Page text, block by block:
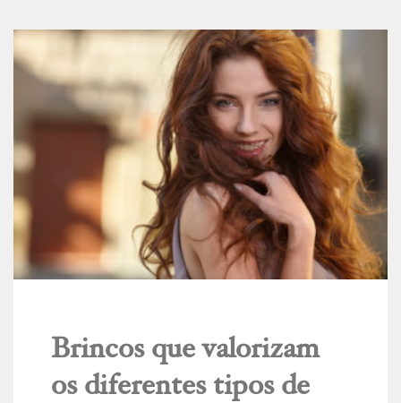
Brincos que valorizam
os diferentes tipos de